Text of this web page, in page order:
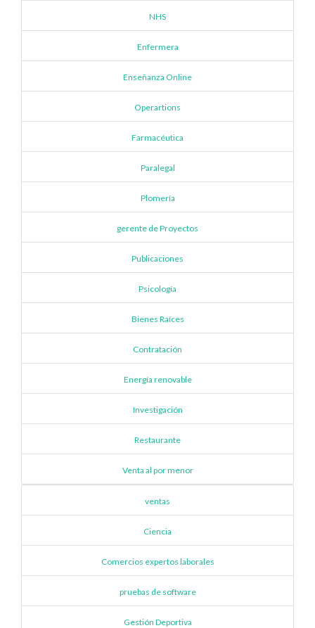
NHS
Enfermera
Enseñanza Online
Operartions
Farmacéutica
Paralegal
Plomería
gerente de Proyectos
Publicaciones
Psicología
Bienes Raíces
Contratación
Energía renovable
Investigación
Restaurante
Venta al por menor
ventas
Ciencia
Comercios expertos laborales
pruebas de software
Gestión Deportiva